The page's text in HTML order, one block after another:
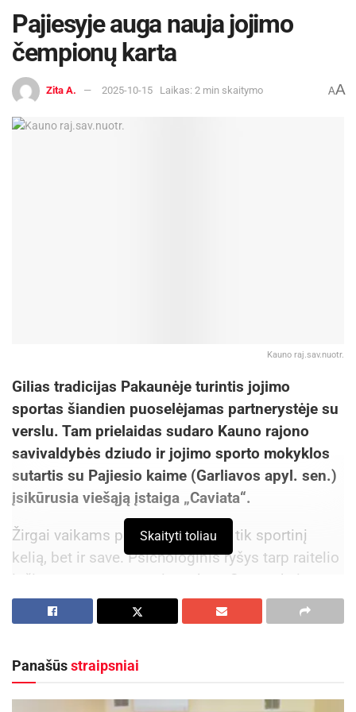
Pajiesyje auga nauja jojimo
čempionų karta
Zita A. 2025-10-15 Laikas: 2 min skaitymo AA
Kauno raj.sav.nuotr.
Gilias tradicijas Pakaunėje turintis jojimo
sportas šiandien puoselėjamas partnerystėje su
verslu. Tam prielaidas sudaro Kauno rajono
savivaldybės dziudo ir jojimo sporto mokyklos
sutartis su Pajiesio kaime (Garliavos apyl. sen.)
įsikūrusia viešąją įstaiga „Caviata“.
Žirgai vaikams padeda atrasti ne tik sportinį
kelią, bet ir save. Psichologinis ryšys tarp raitelio
ir žirgo yra nepaprastai svarbus. Smagu kaip
vaikai tampa gyvūnų draugais: nuoširdžiai jais
rūpinasi, už santaupas perka papildų, o įvykus
Aktualios
Skaityti toliau
Panašūsstraipsniai